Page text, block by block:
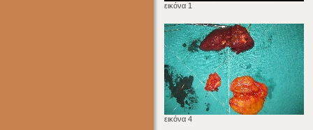
εικόνα 1
εικόνα 4